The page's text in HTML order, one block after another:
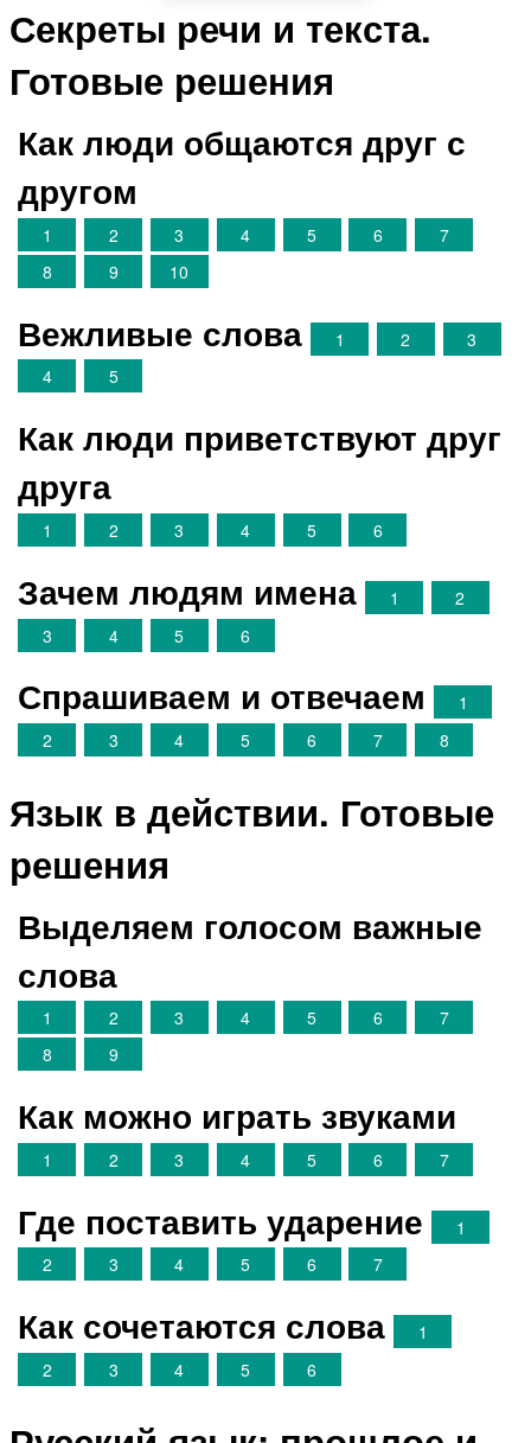
Секреты речи и текста.
Готовые решения
Как люди общаются друг с
другом
1 2 3 4 5 6
7
8
9 10
Вежливые слова 1 2
3
4
5
Как люди приветствуют друг
друга
1 2 3 4 5 6
Зачем людям имена 1
2
3
4 5 6
Спрашиваем и отвечаем
1
2
3 4 5 6 7 8
Язык в действии. Готовые
решения
Выделяем голосом важные
слова
1 2 3 4 5 6
7
8
9
Как можно играть звуками
1 2 3 4 5 6 7
Где поставить ударение
1
2
3 4 5 6 7
Как сочетаются слова
1
2
3 4 5 6